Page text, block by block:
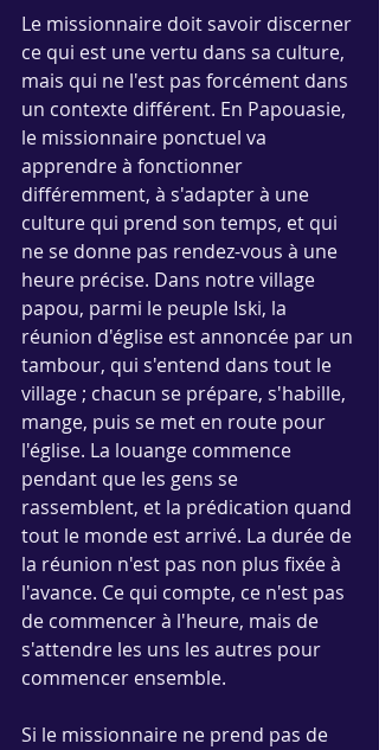
Le missionnaire doit savoir discerner
ce qui est une vertu dans sa culture,
mais qui ne l'est pas forcément dans
un contexte différent. En Papouasie,
le missionnaire ponctuel va
apprendre à fonctionner
différemment, à s'adapter à une
culture qui prend son temps, et qui
ne se donne pas rendez-vous à une
heure précise. Dans notre village
papou, parmi le peuple Iski, la
réunion d'église est annoncée par un
tambour, qui s'entend dans tout le
village ; chacun se prépare, s'habille,
mange, puis se met en route pour
l'église. La louange commence
pendant que les gens se
rassemblent, et la prédication quand
tout le monde est arrivé. La durée de
la réunion n'est pas non plus fixée à
l'avance. Ce qui compte, ce n'est pas
de commencer à l'heure, mais de
s'attendre les uns les autres pour
commencer ensemble.
Si le missionnaire ne prend pas de